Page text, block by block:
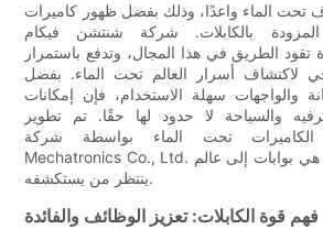
تحت الماء واعدًا، وذلك بفضل ظهور كاميرات
بالكابلات. شركة شنتشن فيكام
تقود الطريق في هذا المجال، وتدفع باستمرار
لاكتشاف أسرار العالم تحت الماء. بفضل
والواجهات سهلة الاستخدام، فإن إمكانات
والسياحة لا حدود لها حقًا. تم تطوير
الكاميرات تحت الماء بواسطة شركة Shenzhen Vicam
Mechatronics Co., Ltd. ليست مجرد أدوات؛ بل هي بوابات إلى عالم
ينتظر من يستكشفه.
فهم قوة الكابلات: تعزيز الوظائف والفائدة